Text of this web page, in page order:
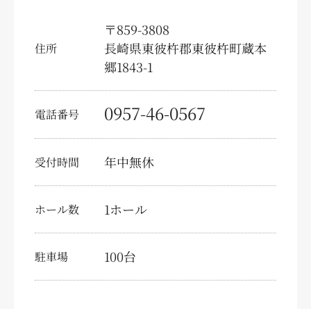
住所
〒859-3808
長崎県東彼杵郡東彼杵町蔵本
郷1843-1
電話番号 0957-46-0567
受付時間 年中無休
ホール数 1ホール
駐車場 100台
テレビコマーシャル
お問い合わせ・資料請求
弔文申込
特定商取引法に関する表示
サイトマップ